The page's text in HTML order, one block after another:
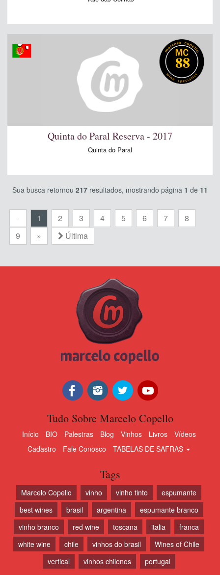
88
Quinta do Paral Reserva - 2017
Quinta do Paral
Sua busca retornou 217 resultados, mostrando página 1 de 11
1 2 3 4 5 6 7
8
9
» Última
Tudo Sobre Marcelo Copello
Início BIO Palestras Blog Vinhos Livros
Vídeos
Cadastro
Fale Conosco TABELAS DE SAFRAS
Tags
Marcelo Copello vinho vinho tinto
espumante
best wines
brasil argentina
espumante branco
vinho branco
red wine toscana italia
franca
white wine
chile vinhos do brasil
Wines of Chile
vertical
vinhos chilenos portugal